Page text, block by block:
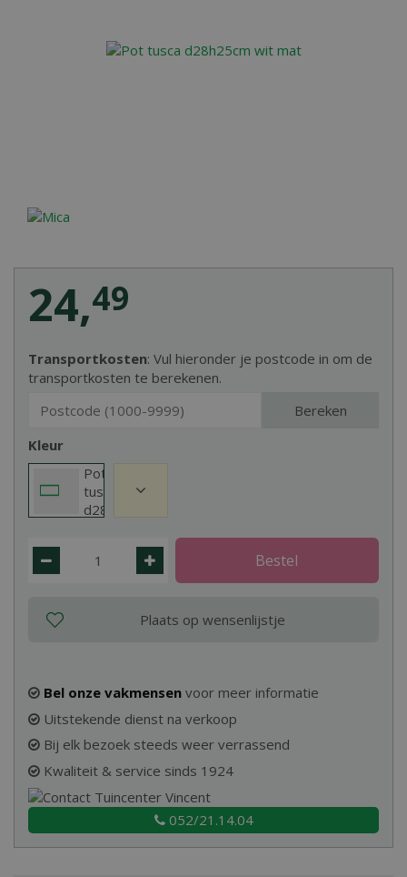
Transportkosten: Vul hieronder je postcode in om de
transportkosten te berekenen.
Bereken
24,49
Kleur
Pot
tusca
d28
Bel onze vakmensen voor meer informatie
Uitstekende dienst na verkoop
Bij elk bezoek steeds weer verrassend
Kwaliteit & service sinds 1924
052/21.14.04